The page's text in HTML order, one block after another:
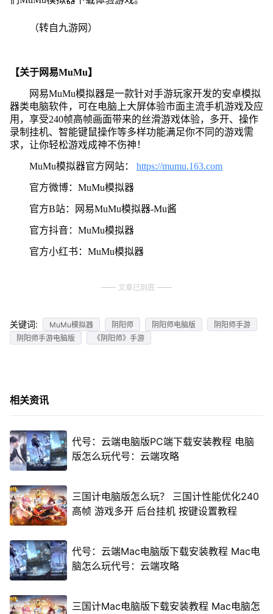
（转自九游网）
【关于网易MuMu】
网易MuMu模拟器是一款针对手游玩家开发的安卓模拟
器类电脑软件，可在电脑上大屏体验市面主流手机游戏及应
用，享受240帧高帧画面带来的丝滑游戏体验，多开、操作
录制挂机、智能键鼠操作等多样功能满足你不同的游戏需
求，让你轻松游戏成神不伤神！
MuMu模拟器官方网站： https://mumu.163.com
官方微博：MuMu模拟器
官方B站：网易MuMu模拟器-Mu酱
官方抖音：MuMu模拟器
官方小红书：MuMu模拟器
文章已到底
关键词: MuMu模拟器 阴阳师 阴阳师电脑版
阴阳师手游
阴阳师手游电脑版
《阴阳师》手游
相关资讯
代号：云端电脑版PC端下载安装教程 电脑
版怎么玩代号：云端攻略
三国计电脑版怎么玩？ 三国计性能优化240
高帧 游戏多开 后台挂机 按键设置教程
代号：云端Mac电脑版下载安装教程 Mac电
脑怎么玩代号：云端攻略
三国计Mac电脑版下载安装教程 Mac电脑怎